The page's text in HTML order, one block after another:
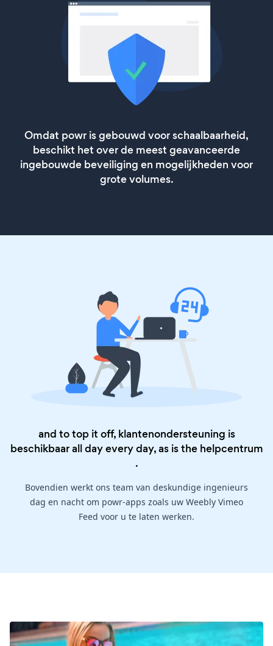
Omdat powr is gebouwd voor schaalbaarheid,
beschikt het over de meest geavanceerde
ingebouwde beveiliging en mogelijkheden voor
grote volumes.
and to top it off, klantenondersteuning is
beschikbaar all day every day, as is the helpcentrum
.
Bovendien werkt ons team van deskundige ingenieurs
dag en nacht om powr-apps zoals uw Weebly Vimeo
Feed voor u te laten werken.